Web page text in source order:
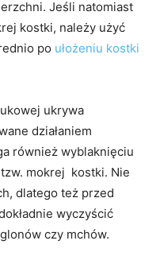
Jeśli natomiast
kostki, należy użyć
po ułożeniu kostki
ukrywa
działaniem
również wyblaknięciu
mokrej kostki. Nie
dlatego też przed
wyczyścić
czy mchów.